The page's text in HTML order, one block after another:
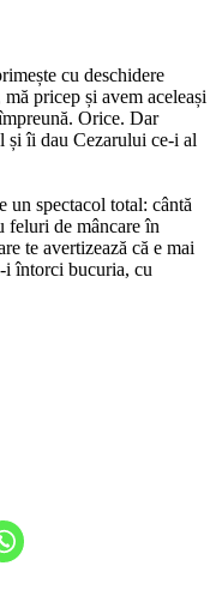
cu deschidere
pricep și avem aceleași
Orice. Dar
și îi dau Cezarului ce-i al
un spectacol total: cântă
feluri de mâncare în
te avertizează că e mai
i întorci bucuria, cu